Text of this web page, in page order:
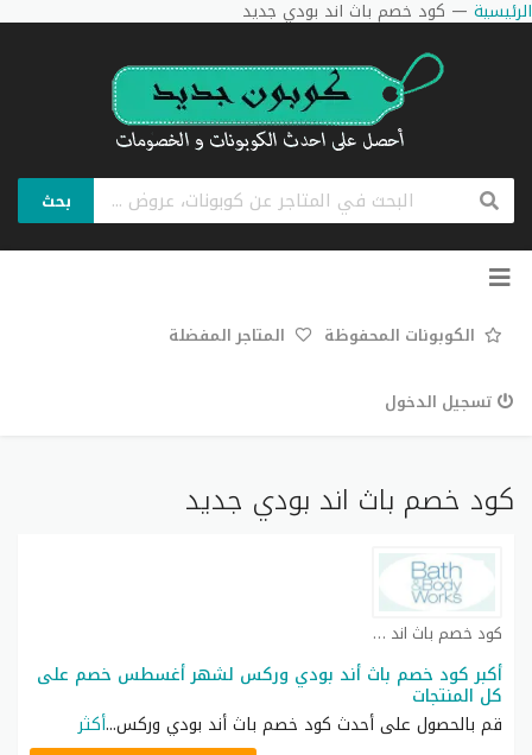
الرئيسية — كود خصم باث اند بودي جديد
بحث
تخطي
الكوبونات المحفوظة المتاجر المفضلة
تسجيل الدخول
كود خصم باث اند بودي جديد
كود خصم باث اند بودي كوبون
أكبر كود خصم باث أند بودي وركس لشهر أغسطس خصم على
كل المنتجات
قم بالحصول على أحدث كود خصم باث أند بودي وركس...أكثر